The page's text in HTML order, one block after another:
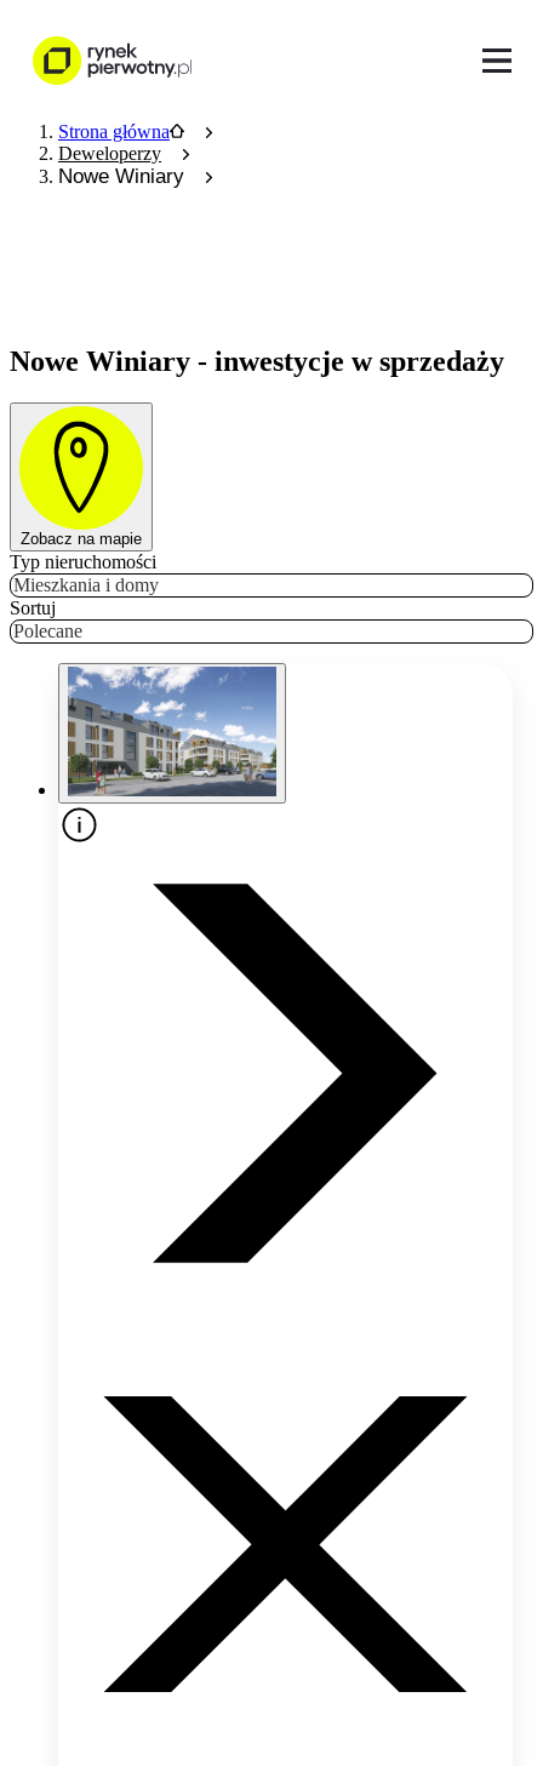
Strona główna
Deweloperzy
Nowe Winiary
Nowe Winiary - inwestycje w sprzedaży
Zobacz na mapie
Typ nieruchomości
Mieszkania i domy
Sortuj
Polecane